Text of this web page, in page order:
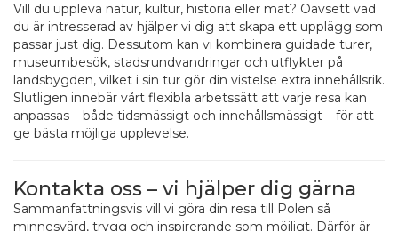
Vill du uppleva natur, kultur, historia eller mat? Oavsett vad
du är intresserad av hjälper vi dig att skapa ett upplägg som
passar just dig. Dessutom kan vi kombinera guidade turer,
museum­besök, stadsrundvandringar och utflykter på
landsbygden, vilket i sin tur gör din vistelse extra innehållsrik.
Slutligen innebär vårt flexibla arbetssätt att varje resa kan
anpassas – både tidsmässigt och innehållsmässigt – för att
ge bästa möjliga upplevelse.
Kontakta oss – vi hjälper dig gärna
Sammanfattningsvis vill vi göra din resa till Polen så
minnesvärd, trygg och inspirerande som möjligt. Därför är